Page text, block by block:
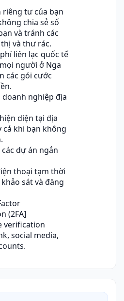
riêng tư của bạn
chia sẻ số
và tránh các
và thư rác.
liên lạc quốc tế
người ở Nga
các gói cước
doanh nghiệp địa
diện tại địa
cả khi bạn không
dự án ngắn
thoại tạm thời
sát và đăng
(2FA]
verification
social media,